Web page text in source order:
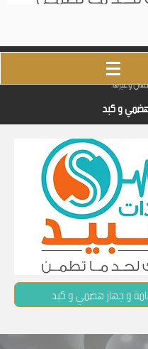
تخصصه ثم أمراض المرارة والمعدة ومشاكل
وغيرها.
هضمي و كبد
و جهاز هضمي و كبد